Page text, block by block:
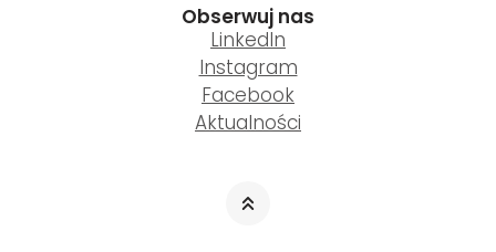
Obserwuj nas
LinkedIn
Instagram
Facebook
Aktualności